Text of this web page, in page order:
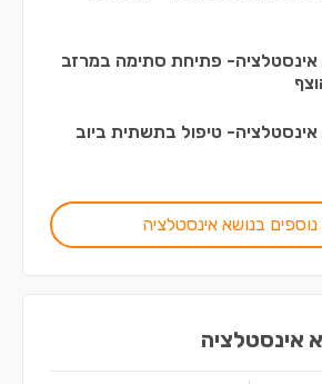
אינסטלציה- פתיחת סתימה במרזב
אינסטלציה- טיפול בתשתית ביוב
נוספים בנושא אינסטלציה
אינסטלציה